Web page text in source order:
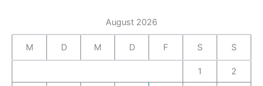
August 2026
M D M D F S S
1 2